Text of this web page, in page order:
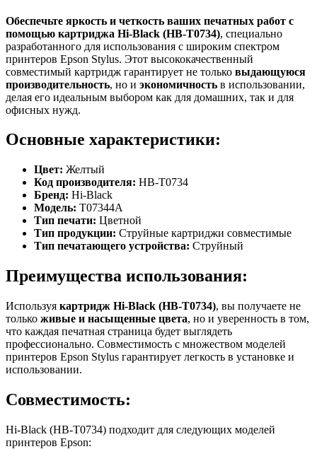
Обеспечьте яркость и четкость ваших печатных работ с
помощью картриджа Hi-Black (HB-T0734), специально
разработанного для использования с широким спектром
принтеров Epson Stylus. Этот высококачественный
совместимый картридж гарантирует не только выдающуюся
производительность, но и экономичность в использовании,
делая его идеальным выбором как для домашних, так и для
офисных нужд.
Основные характеристики:
Цвет: Желтый
Код производителя: HB-T0734
Бренд: Hi-Black
Модель: T07344A
Тип печати: Цветной
Тип продукции: Струйные картриджи совместимые
Тип печатающего устройства: Струйный
Преимущества использования:
Используя картридж Hi-Black (HB-T0734), вы получаете не
только живые и насыщенные цвета, но и уверенность в том,
что каждая печатная страница будет выглядеть
профессионально. Совместимость с множеством моделей
принтеров Epson Stylus гарантирует легкость в установке и
использовании.
Совместимость:
Hi-Black (HB-T0734) подходит для следующих моделей
принтеров Epson: